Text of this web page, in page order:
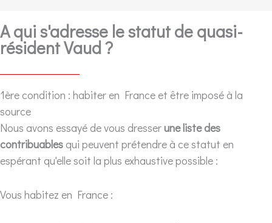
A qui s'adresse le statut de quasi-
résident Vaud ?
1ère condition : habiter en France et être imposé à la
source
Nous avons essayé de vous dresserune liste des
contribuables qui peuvent prétendre à ce statut en
espérant qu'elle soit la plus exhaustive possible :
Vous habitez en France :